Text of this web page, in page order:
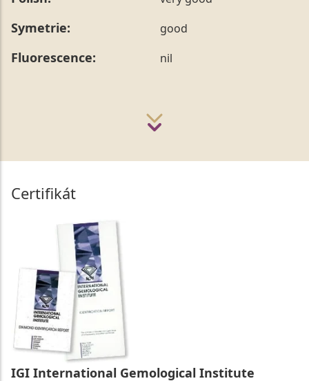
Symetrie: good
Fluorescence: nil
Certifikát
IGI International Gemological Institute